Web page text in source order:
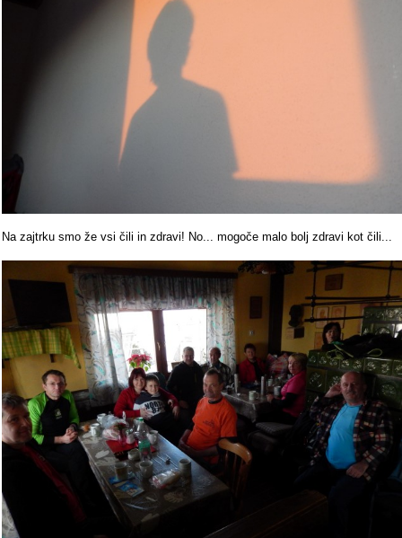
Na zajtrku smo že vsi čili in zdravi! No... mogoče malo bolj zdravi kot čili...